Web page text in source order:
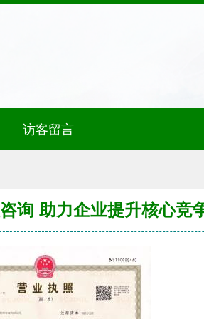
访客留言
询 助力企业提升核心竞